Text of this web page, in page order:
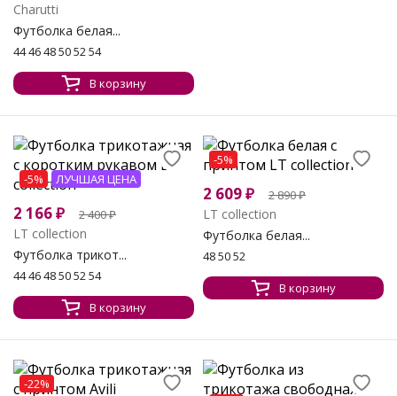
Charutti
Футболка белая...
44 46 48 50 52 54
В корзину
-5% ЛУЧШАЯ ЦЕНА
2 166₽ 2 400₽
LT collection
Футболка трикот...
44 46 48 50 52 54
В корзину
-5%
2 609₽ 2 890₽
LT collection
Футболка белая...
48 50 52
В корзину
-22%